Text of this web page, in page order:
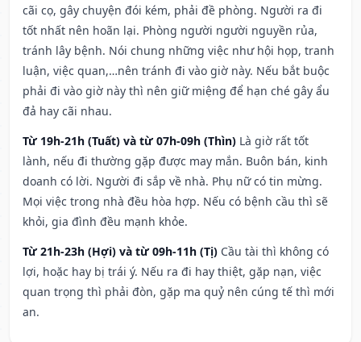
cãi cọ, gây chuyện đói kém, phải đề phòng. Người ra đi
tốt nhất nên hoãn lại. Phòng người người nguyền rủa,
tránh lây bệnh. Nói chung những việc như hội họp, tranh
luận, việc quan,…nên tránh đi vào giờ này. Nếu bắt buộc
phải đi vào giờ này thì nên giữ miệng để hạn ché gây ẩu
đả hay cãi nhau.
Từ 19h-21h (Tuất) và từ 07h-09h (Thìn) Là giờ rất tốt
lành, nếu đi thường gặp được may mắn. Buôn bán, kinh
doanh có lời. Người đi sắp về nhà. Phụ nữ có tin mừng.
Mọi việc trong nhà đều hòa hợp. Nếu có bệnh cầu thì sẽ
khỏi, gia đình đều mạnh khỏe.
Từ 21h-23h (Hợi) và từ 09h-11h (Tị) Cầu tài thì không có
lợi, hoặc hay bị trái ý. Nếu ra đi hay thiệt, gặp nạn, việc
quan trọng thì phải đòn, gặp ma quỷ nên cúng tế thì mới
an.